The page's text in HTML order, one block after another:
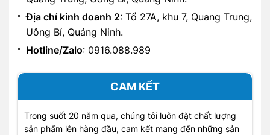
Địa chỉ kinh doanh 2: Tổ 27A, khu 7, Quang Trung,
Uông Bí, Quảng Ninh.
Hotline/Zalo: 0916.088.989
CAM KẾT
Trong suốt 20 năm qua, chúng tôi luôn đặt chất lượng
sản phẩm lên hàng đầu, cam kết mang đến những sản